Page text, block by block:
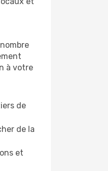
à votre
de
de la
et